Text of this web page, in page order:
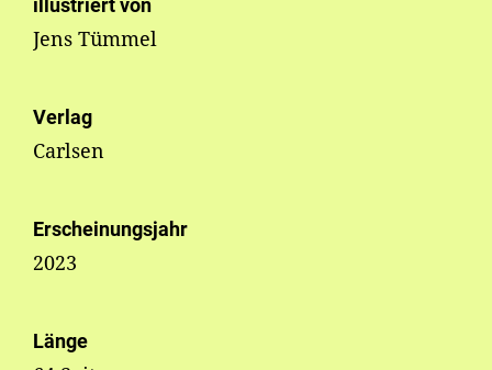
illustriert von
Jens Tümmel
Verlag
Carlsen
Erscheinungsjahr
2023
Länge